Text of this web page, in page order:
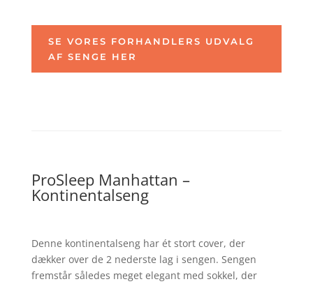
SE VORES FORHANDLERS UDVALG
AF SENGE HER
ProSleep Manhattan –
Kontinentalseng
Denne kontinentalseng har ét stort cover, der
dækker over de 2 nederste lag i sengen. Sengen
fremstår således meget elegant med sokkel, der